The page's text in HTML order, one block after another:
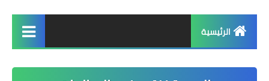
الرئيسية